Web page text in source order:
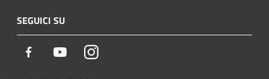
SEGUICI SU
Facebook YoutubeInstagram